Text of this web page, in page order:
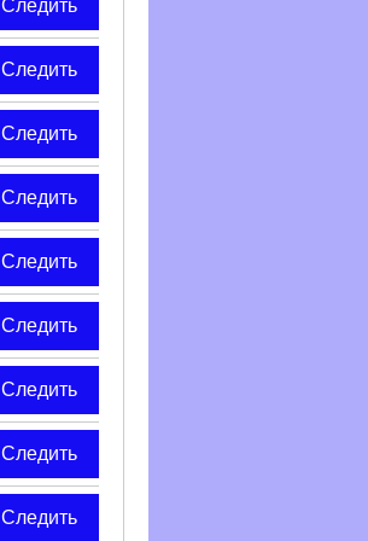
Следить
Следить
Следить
Следить
Следить
Следить
Следить
Следить
Следить